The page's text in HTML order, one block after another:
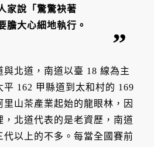
家說「驚驚袂著
膽大心細地執行。
與北道，南道以臺 18 線為主
162 甲縣道到太和村的 169
山茶產業起始的龍眼林，因
，北道代表的是老資歷，南道
代以上的不多。每當全國賽前